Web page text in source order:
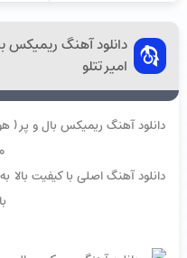
دانلود آهنگ
امیر تتلو
دانلود آهنگ ریمیکس بال و پر (
دانلود آهنگ اصلی با کیفیت